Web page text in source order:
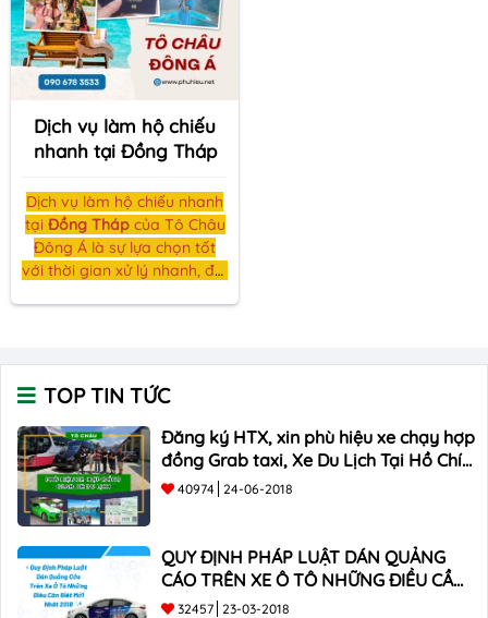
Dịch vụ làm hộ chiếu
nhanh tại Đồng Tháp
Dịch vụ làm hộ chiếu nhanh
tại Đồng Thápcủa Tô Châu
Đông Á là sự lựa chọn tốt
với thời gian xử lý nhanh, đội
nghiệm thuận lợi và hiệu
quả khi làm hộ chiếu tại đây
TOP TIN TỨC
Đăng ký HTX, xin phù hiệu xe chạy hợp
đồng Grab taxi, Xe Du Lịch Tại Hồ Chí
Minh Giá Rẻ
40974 24-06-2018
QUY ĐỊNH PHÁP LUẬT DÁN QUẢNG
CÁO TRÊN XE Ô TÔ NHỮNG ĐIỀU CẦN
BIẾT mới nhất 2018 ???
32457 23-03-2018